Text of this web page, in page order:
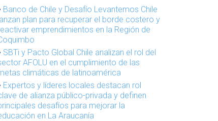
Banco de Chile y Desafío Levantemos Chile
plan para recuperar el borde costero y
emprendimientos en la Región de
SBTi y Pacto Global Chile analizan el rol del
AFOLU en el cumplimiento de las
climáticas de latinoamérica
Expertos y líderes locales destacan rol
de alianza público-privada y definen
desafíos para mejorar la
en La Araucanía